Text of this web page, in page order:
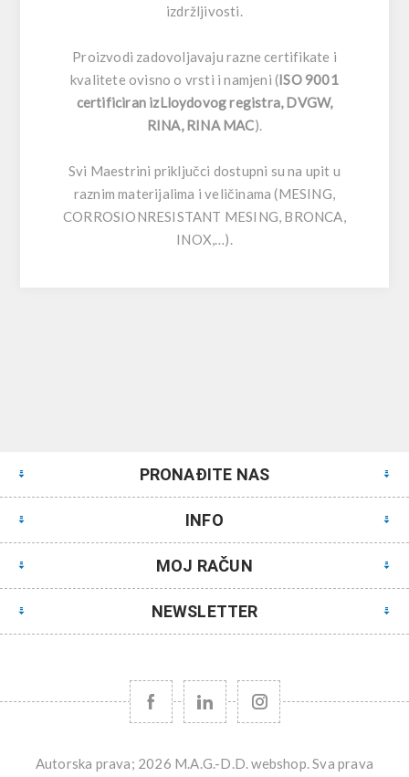
izdržljivosti.
Proizvodi zadovoljavaju razne certifikate i
kvalitete ovisno o vrsti i namjeni (ISO 9001
certificiran izLloydovog registra, DVGW,
RINA, RINA MAC).
Svi Maestrini priključci dostupni su na upit u
raznim materijalima i veličinama (MESING,
CORROSIONRESISTANT MESING, BRONCA,
INOX,…).
PRONAĐITE NAS
INFO
MOJ RAČUN
NEWSLETTER
Autorska prava; 2026 M.A.G.-D.D. webshop. Sva prava